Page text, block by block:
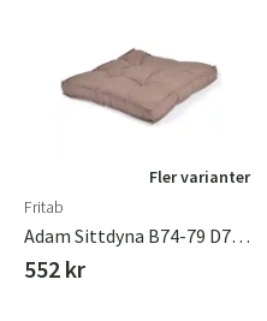
Fler varianter
Fritab
Adam Sittdyna B74-79 D74-79 Cm Taupe
552 kr